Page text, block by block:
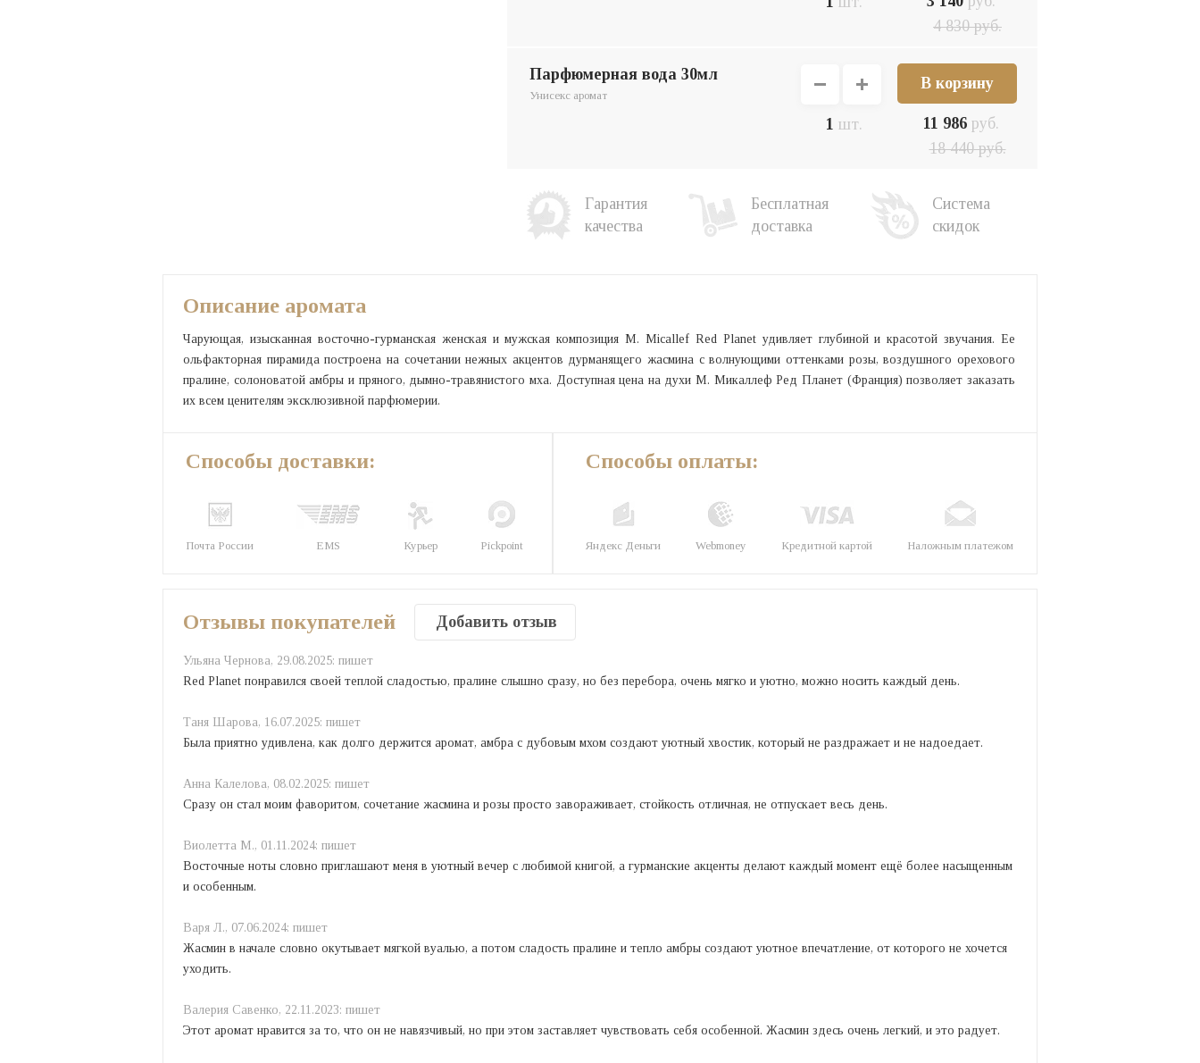
4 830руб.
парфюмерная вода 30мл
Унисекс аромат
1 шт. 11 986 руб.
18 440руб.
Гарантия
качества
Бесплатная
доставка
Система
скидок
Описание аромата
Чарующая, изысканная восточно-гурманская женская и мужская композиция M. Micallef Red Planet удивляет глубиной и красотой звучания. Ее
ольфакторная пирамида построена на сочетании нежных акцентов дурманящего жасмина с волнующими оттенками розы, воздушного орехового
пралине, солоноватой амбры и пряного, дымно-травянистого мха. Доступная цена на духи М. Микаллеф Ред Планет (Франция) позволяет заказать
их всем ценителям эксклюзивной парфюмерии.
Способы доставки:
Почта России EMS Курьер Pickpoint
Способы оплаты:
Яндекс Деньги Webmoney Кредитной картой Наложным платежом
Отзывы покупателей Добавить отзыв
Ульяна Чернова, 29.08.2025: пишет
Red Planet понравился своей теплой сладостью, пралине слышно сразу, но без перебора, очень мягко и уютно, можно носить каждый день.
Таня Шарова, 16.07.2025: пишет
Была приятно удивлена, как долго держится аромат, амбра с дубовым мхом создают уютный хвостик, который не раздражает и не надоедает.
Анна Калелова, 08.02.2025: пишет
Сразу он стал моим фаворитом, сочетание жасмина и розы просто завораживает, стойкость отличная, не отпускает весь день.
Виолетта M., 01.11.2024: пишет
Восточные ноты словно приглашают меня в уютный вечер с любимой книгой, а гурманские акценты делают каждый момент ещё более насыщенным
и особенным.
Варя Л., 07.06.2024: пишет
Жасмин в начале словно окутывает мягкой вуалью, а потом сладость пралине и тепло амбры создают уютное впечатление, от которого не хочется
уходить.
Валерия Савенко, 22.11.2023: пишет
Этот аромат нравится за то, что он не навязчивый, но при этом заставляет чувствовать себя особенной. Жасмин здесь очень легкий, и это радует.